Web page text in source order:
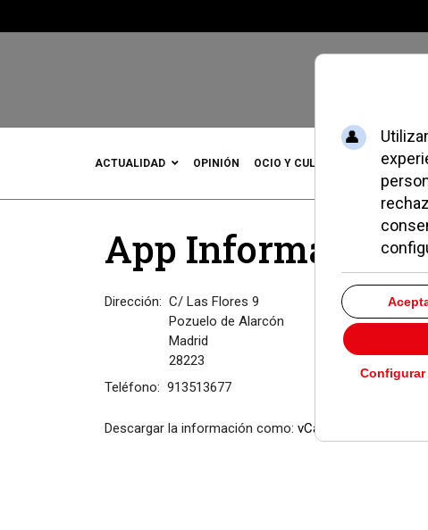
ACTUALIDAD OPINIÓN OCIO Y CULTURA DEPORTES
App Informatica
Dirección: C/ Las Flores 9
Pozuelo de Alarcón
Madrid
28223
Teléfono: 913513677
Descargar la información como: vCard